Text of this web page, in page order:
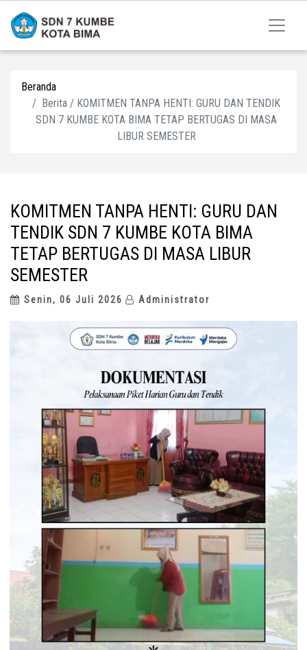
Beranda
Berita / KOMITMEN TANPA HENTI: GURU DAN TENDIK
SDN 7 KUMBE KOTA BIMA TETAP BERTUGAS DI MASA
LIBUR SEMESTER
KOMITMEN TANPA HENTI: GURU DAN
TENDIK SDN 7 KUMBE KOTA BIMA
TETAP BERTUGAS DI MASA LIBUR
SEMESTER
Senin, 06 Juli 2026 Administrator